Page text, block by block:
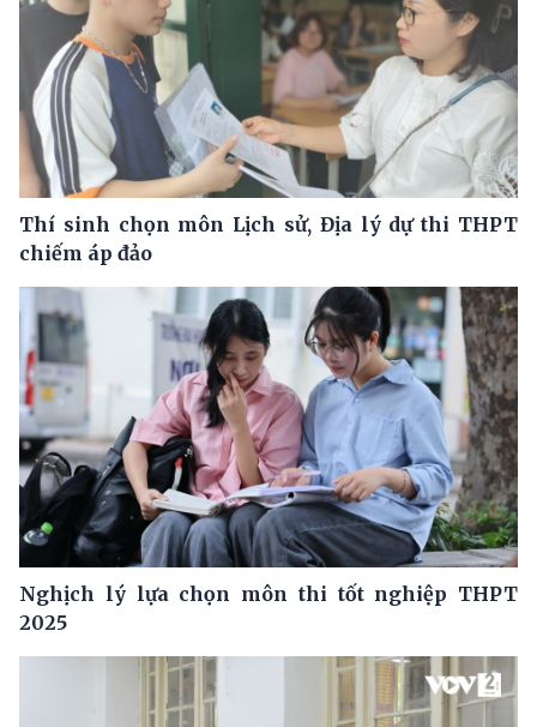
Thí sinh chọn môn Lịch sử, Địa lý dự thi THPT
chiếm áp đảo
Nghịch lý lựa chọn môn thi tốt nghiệp THPT
2025